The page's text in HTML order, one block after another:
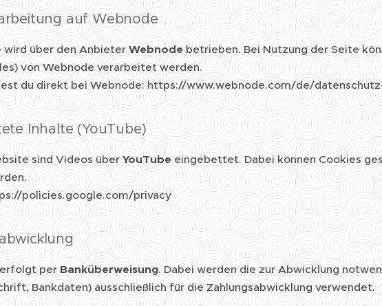
auf Webnode
wird über den Anbieter Webnode betrieben. Bei Nutzung der Seite
von Webnode verarbeitet werden.
du direkt bei Webnode: https://www.webnode.com/de/
Inhalte (YouTube)
sind Videos über YouTube eingebettet. Dabei können Cookies
policies.google.com/privacy
erfolgt per Banküberweisung. Dabei werden die zur Abwicklung
Bankdaten) ausschließlich für die Zahlungsabwicklung verwendet.